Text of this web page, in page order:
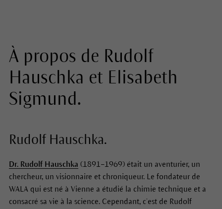
À propos de Rudolf
Hauschka et Elisabeth
Sigmund.
Rudolf Hauschka.
Dr. Rudolf Hauschka (1891–1969) était un aventurier, un
chercheur, un visionnaire et chroniqueur. Le fondateur de
WALA qui est né à Vienne a étudié la chimie technique et a
consacré sa vie à la science. Cependant, c’est de Rudolf